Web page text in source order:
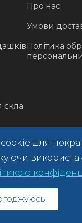
скла
Про нас
Умови
Політика
для